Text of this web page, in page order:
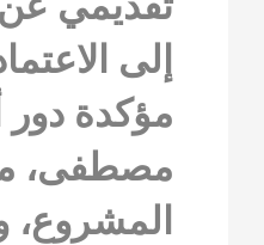
إلى
مؤكدة دور
مصطفى،
المشروع،